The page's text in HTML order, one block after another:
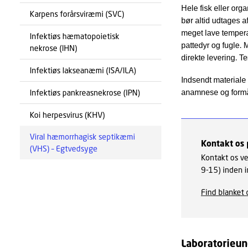
Karpens forårsviræmi (SVC)
Infektiøs hæmatopoietisk
nekrose (IHN)
Infektiøs lakseanæmi (ISA/ILA)
Infektiøs pankreasnekrose (IPN)
Koi herpesvirus (KHV)
Viral hæmorrhagisk septikæmi
(VHS) – Egtvedsyge
Hele fisk eller
bør altid udtages
meget lave
pattedyr og fugle.
direkte levering.
Indsendt
anamnese og
Kontakt os
Kontakt os
9-15) inden
Find blanket